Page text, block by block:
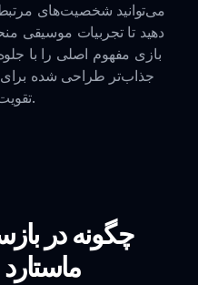
می‌توانید شخصیت‌های
دهید تا تجربیات موسیقی
بازی مفهوم اصلی را با
جذاب‌تر طراحی شده
تقویت می‌کند.
چگونه در